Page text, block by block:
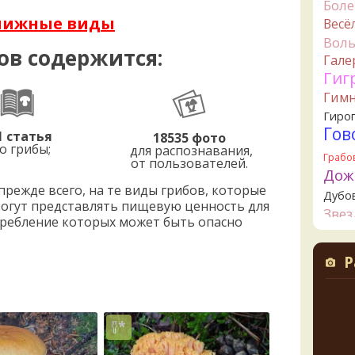
виды
содержится:
статья
грибы;
18535 фото
для распознавания,
от пользователей.
всего, на те виды грибов, которые
представлять пищевую ценность для
которых может быть опасно
ли
2 дня
2 дня
грибы.
2 дня
2 дня